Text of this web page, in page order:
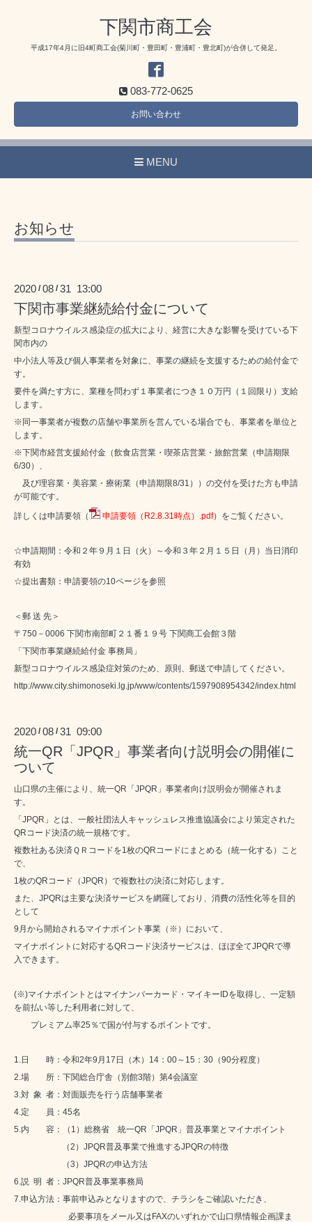
下関市商工会
平成17年4月に旧4町商工会(菊川町・豊田町・豊浦町・豊北町)が合併して発足。
083-772-0625
お問い合わせ
MENU
お知らせ
2020 /08 /31 13:00
下関市事業継続給付金について
新型コロナウイルス感染症の拡大により、経営に大きな影響を受けている下
関市内の
中小法人等及び個人事業者を対象に、事業の継続を支援するための給付金で
す。
要件を満たす方に、業種を問わず１事業者につき１０万円（１回限り）支給
します。
※同一事業者が複数の店舗や事業所を営んでいる場合でも、事業者を単位と
します。
※下関市経営支援給付金（飲食店営業・喫茶店営業・旅館営業（申請期限
6/30）、
及び理容業・美容業・療術業（申請期限8/31））の交付を受けた方も申請
が可能です。
詳しくは申請要領（
申請要領（R2.8.31時点）.pdf）をご覧ください。
☆申請期間：令和２年９月１日（火）～令和３年２月１５日（月）当日消印
有効
☆提出書類：申請要領の10ページを参照
＜郵 送 先＞
〒750－0006 下関市南部町２１番１９号 下関商工会館３階
「下関市事業継続給付金 事務局」
新型コロナウイルス感染症対策のため、原則、郵送で申請してください。
http://www.city.shimonoseki.lg.jp/www/contents/1597908954342/index.html
2020 /08 /31 09:00
統一QR「JPQR」事業者向け説明会の開催に
ついて
山口県の主催により、統一QR 「JPQR 」事業者向け説明会が開催されま
す。
「JPQR 」とは、一般社団法人キャッシュレス推進協議会により 策定された
QR コード決済の統一規格です。
複数社ある決済ＱＲコードを1枚のQR コードにまとめる（統一化する）こと
で、
1枚のQR コード（JPQR ）で複数社の決済に対応します。
また、 JPQRは主要な決済サービスを網羅しており、消費の活性化等を目的
として
9 月から開始されるマイナポイント事業（※）において、
マイナポイントに対応するQR コード決済サービスは、ほぼ全てJPQRで導
入できます。
(※)マイナポイントとはマイナンバーカード・マイキーIDを取得し、 一定額
を前払い等した利用者に対して、
プレミアム率25 ％で国が付与するポイントです。
1.日 時： 令和2年9 月 17 日（木） 14 ： 00～ 15 ： 30 （90分程度）
2.場 所： 下関総合庁舎（別館3階）第4会議室
3.対 象 者： 対面販売を行う店舗事業者
4.定 員： 45名
5.内 容：
（1）総務省 統一QR 「JPQR 」普及事業とマイナポイント
（2） JPQR普及事業で推進するJPQRの特徴
（3） JPQRの申込方法
6.説 明 者： JPQR普及事業事務局
7.申込方法： 事前申込みとなりますので、チラシをご確認いただき、
必要事項をメール又はFAXのいずれかで山口県情報企画課ま